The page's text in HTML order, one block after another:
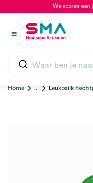
We scoren een
Home ... Leukosilk